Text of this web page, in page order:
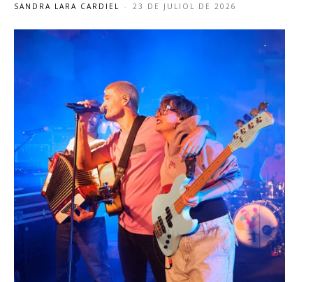
SANDRA LARA CARDIEL - 23 DE JULIOL DE 2026